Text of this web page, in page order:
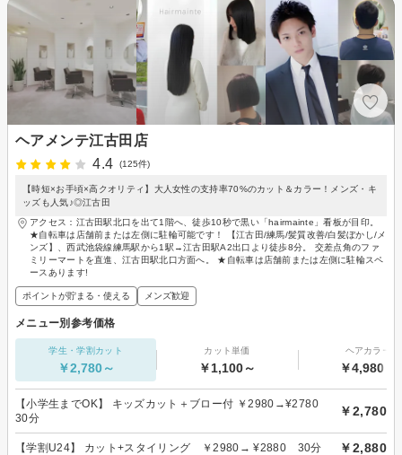
ヘアメンテ江古田店
4.4
(125件)
【時短×お手頃×高クオリティ】大人女性の支持率70%のカット＆カラー！メンズ・キ
ッズも人気♪◎江古田
アクセス：江古田駅北口を出て1階へ、徒歩10秒で黒い「hairmainte」看板が目印。
★自転車は店舗前または左側に駐輪可能です！ 【江古田/練馬/髪質改善/白髪ぼかし/メ
ンズ】、西武池袋線練馬駅から1駅→江古田駅A2出口より徒歩8分。 交差点角のファ
ミリーマートを直進、江古田駅北口方面へ。 ★自転車は店舗前または左側に駐輪スペ
ースあります!
ポイントが貯まる・使える メンズ歓迎
メニュー別参考価格
学生・学割カット
￥2,780～
カット単価
￥1,100～
ヘアカラー
￥4,980～
【小学生までOK】 キッズカット＋ブロー付 ￥2980→¥2780
30分
￥2,780
【学割U24】 カット+スタイリング ￥2980→ ¥2880 30分 ￥2,880